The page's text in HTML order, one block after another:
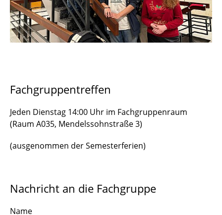
Fachgruppentreffen
Jeden Dienstag 14:00 Uhr im Fachgruppenraum
(Raum A035, Mendelssohnstraße 3)
(ausgenommen der Semesterferien)
Nachricht an die Fachgruppe
Name